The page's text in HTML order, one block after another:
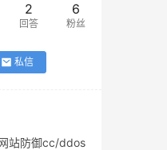
2
回答
6
粉丝
私信
站防御cc/ddos